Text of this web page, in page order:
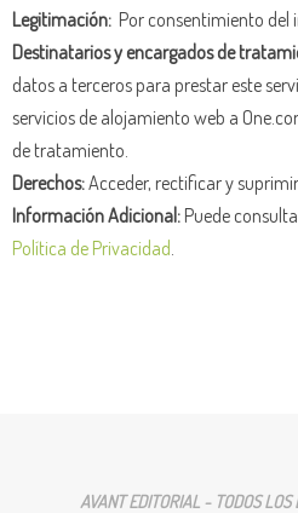
Legitimación: Por consentimiento del
Destinatarios y encargados de
datos a terceros para prestar este
servicios de alojamiento web a
de tratamiento.
Derechos:Acceder, rectificar y
Información Adicional:Puede
Política de Privacidad
AVANT EDITORIAL - TODOS LOS